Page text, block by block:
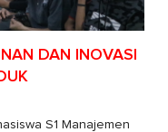
DAN INOVASI
MANUSIA
S1 Manajemen